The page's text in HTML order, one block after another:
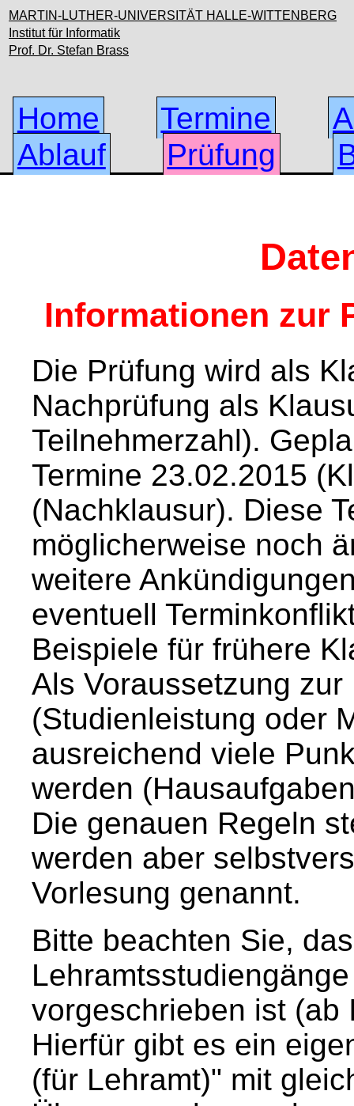
MARTIN-LUTHER-UNIVERSITÄT HALLE-WITTENBERG
Institut für Informatik
Prof. Dr. Stefan Brass
Home Termine
Ablauf
Prüfung
Informationen zur
Die Prüfung wird als
Nachprüfung als
Teilnehmerzahl).
Termine 23.02.2015
(Nachklausur). Diese
möglicherweise noch
weitere
eventuell
Beispiele für frühere
Als Voraussetzung
(Studienleistung oder
ausreichend viele
werden
Die genauen Regeln
werden aber
Vorlesung genannt.
Bitte beachten Sie,
vorgeschrieben ist (ab
Hierfür gibt es ein
(für Lehramt)" mit